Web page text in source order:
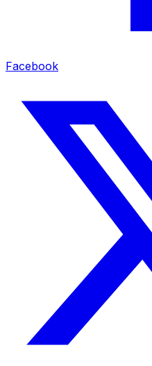
Facebook